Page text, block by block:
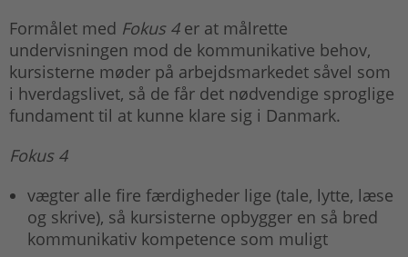
Formålet med Fokus 4er at målrette
undervisningen mod de kommunikative behov,
kursisterne møder på arbejdsmarkedet såvel som
i hverdagslivet, så de får det nødvendige sproglige
fundament til at kunne klare sig i Danmark.
Fokus 4
vægter alle fire færdigheder lige (tale, lytte, læse
og skrive), så kursisterne opbygger en så bred
kommunikativ kompetence som muligt